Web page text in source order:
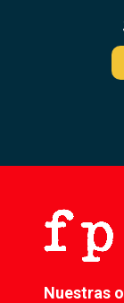
Nuestras